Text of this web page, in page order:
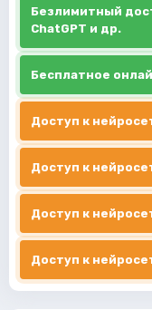
Безлимитный
ChatGPT и др.
Бесплатное
Доступ к
Доступ к
Доступ к
Доступ к